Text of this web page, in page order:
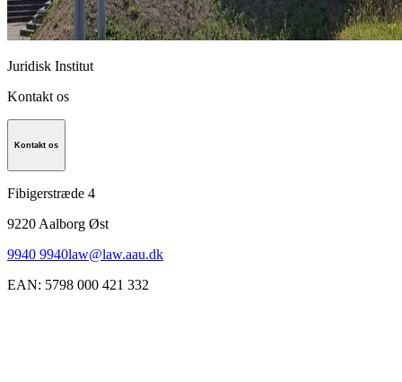
Juridisk Institut
Kontakt os
Kontakt os
Fibigerstræde 4
9220 Aalborg Øst
9940 9940law@law.aau.dk
EAN: 5798 000 421 332